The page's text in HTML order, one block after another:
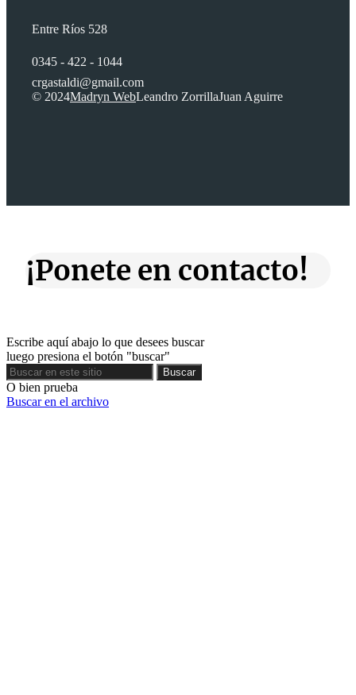
Entre Ríos 528
0345 - 422 - 1044
crgastaldi@gmail.com
© 2024Madryn WebLeandro ZorrillaJuan Aguirre
¡Ponete en contacto!
Escribe aquí abajo lo que desees buscar
luego presiona el botón "buscar"
Buscar
Buscar
O bien prueba
Buscar en el archivo